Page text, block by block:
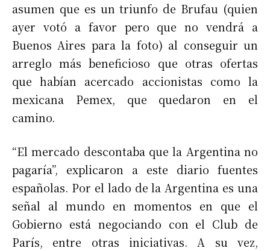
asumen que es un triunfo de Brufau (quien
ayer votó a favor pero que no vendrá a
Buenos Aires para la foto) al conseguir un
arreglo más beneficioso que otras ofertas
que habían acercado accionistas como la
mexicana Pemex, que quedaron en el
camino.
“El mercado descontaba que la Argentina no
pagaría”, explicaron a este diario fuentes
españolas. Por el lado de la Argentina es una
señal al mundo en momentos en que el
Gobierno está negociando con el Club de
París, entre otras iniciativas. A su vez,